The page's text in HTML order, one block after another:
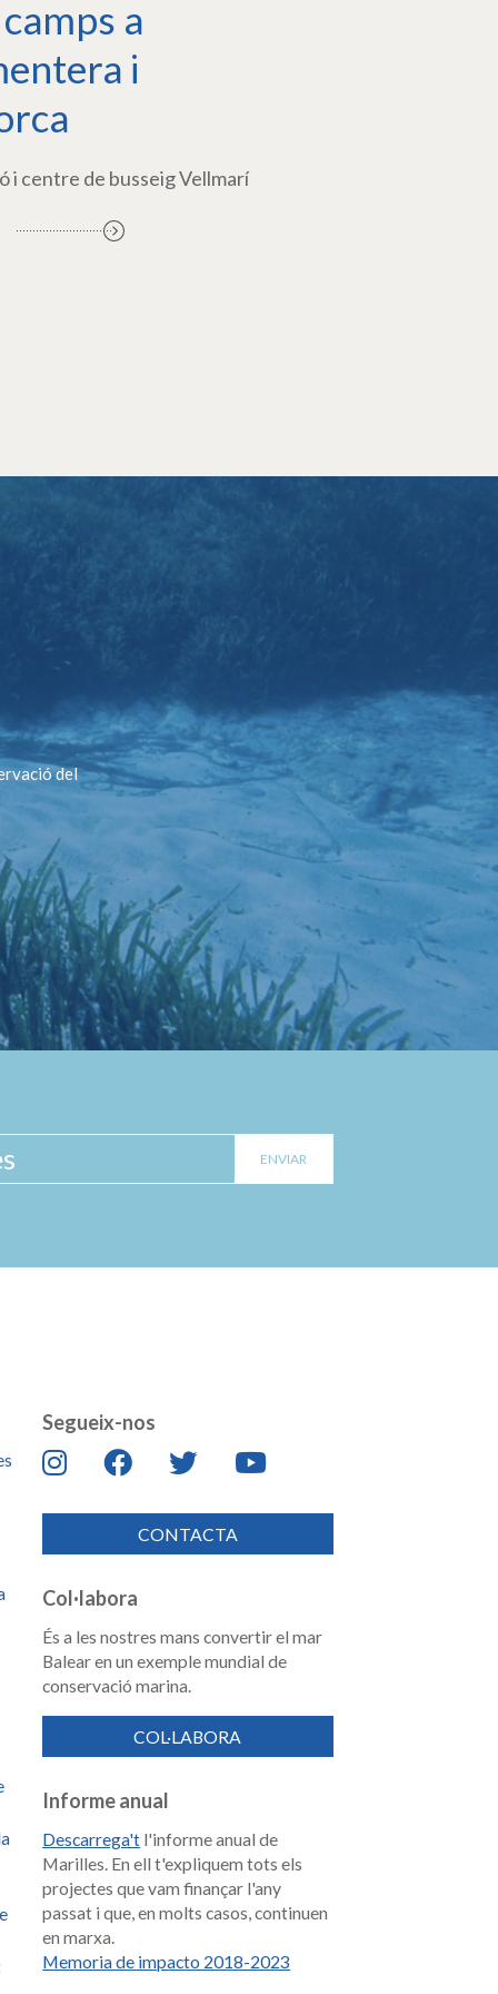
a
i
i centre de busseig Vellmarí
del
Segueix-nos
CONTACTA
Col·labora
És a les nostres mans convertir el mar
Balear en un exemple mundial de
conservació marina.
COL·LABORA
Informe anual
Descarrega't l'informe anual de
Marilles. En ell t'expliquem tots els
projectes que vam finançar l'any
passat i que, en molts casos, continuen
en marxa.
Memoria de impacto 2018-2023